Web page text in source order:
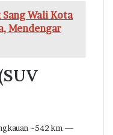
Wali Kota
Mendengar
~542 km —